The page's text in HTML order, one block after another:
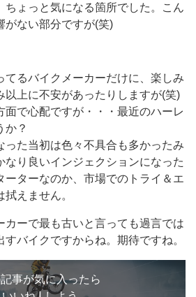
ちょっと気になる箇所でした。こん
がない部分ですが(笑)
てるバイクメーカーだけに、楽しみ
以上に不安があったりしますが(笑)
面で心配ですが・・・最近のハーレ
か？
った当初は色々不具合も多かったみ
なり良いインジェクションになった
ーターなのか、市場でのトライ＆エ
えません。
カーで最も古いと言っても過言では
バイクですからね。期待ですね。
事が気に入ったら